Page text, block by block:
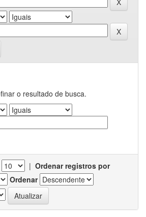
o resultado de busca.
| Ordenar registros por
Ordenar